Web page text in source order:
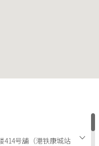
414号舖（港铁康城站